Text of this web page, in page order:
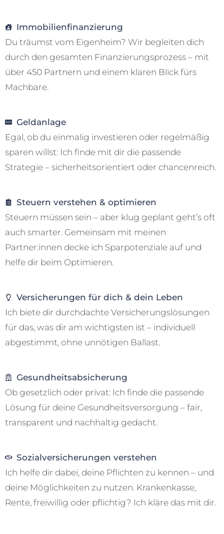
Immobilienfinanzierung
Du träumst vom Eigenheim? Wir begleiten dich
durch den gesamten Finanzierungsprozess – mit
über 450 Partnern und einem klaren Blick fürs
Machbare.
Geldanlage
Egal, ob du einmalig investieren oder regelmäßig
sparen willst: Ich finde mit dir die passende
Strategie – sicherheitsorientiert oder chancenreich.
Steuern verstehen & optimieren
Steuern müssen sein – aber klug geplant geht’s oft
auch smarter. Gemeinsam mit meinen
Partner:innen decke ich Sparpotenziale auf und
helfe dir beim Optimieren.
Versicherungen für dich & dein Leben
Ich biete dir durchdachte Versicherungslösungen
für das, was dir am wichtigsten ist – individuell
abgestimmt, ohne unnötigen Ballast.
Gesundheitsabsicherung
Ob gesetzlich oder privat: Ich finde die passende
Lösung für deine Gesundheitsversorgung – fair,
transparent und nachhaltig gedacht.
Sozialversicherungen verstehen
Ich helfe dir dabei, deine Pflichten zu kennen – und
deine Möglichkeiten zu nutzen. Krankenkasse,
Rente, freiwillig oder pflichtig? Ich kläre das mit dir.